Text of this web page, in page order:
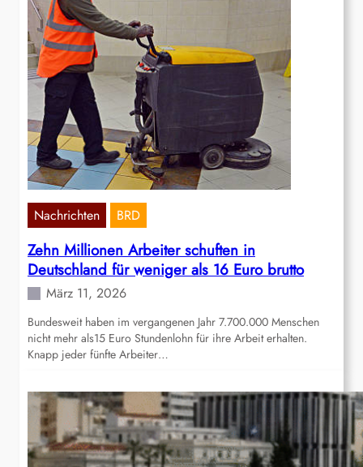
Nachrichten BRD
Zehn Millionen Arbeiter schuften in
Deutschland für weniger als 16 Euro brutto
März 11, 2026
Bundesweit haben im vergangenen Jahr 7.700.000 Menschen
nicht mehr als15 Euro Stundenlohn für ihre Arbeit erhalten.
Knapp jeder fünfte Arbeiter…